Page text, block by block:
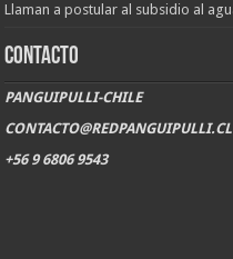
Llaman a postular al subsidio al
CONTACTO
PANGUIPULLI-CHILE
CONTACTO@REDPANGUIPULLI.CL
+56 9 6806 9543